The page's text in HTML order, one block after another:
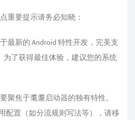
重要提示请务必知晓：
最新的 Android 特性开发，完美支
为了获得最佳体验，建议您的系统
聚焦于耄耋启动器的独有特性。
配置（如分流规则写法等），请移